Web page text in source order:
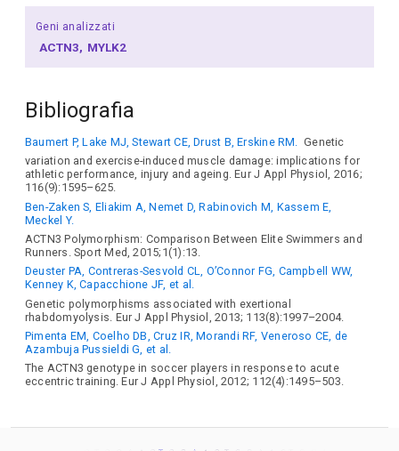
Geni analizzati
ACTN3 MYLK2
Bibliografia
Baumert P, Lake MJ, Stewart CE, Drust B, Erskine RM. Genetic
variation and exercise-induced muscle damage: implications for
athletic performance, injury and ageing. Eur J Appl Physiol, 2016;
116(9):1595–625.
Ben-Zaken S, Eliakim A, Nemet D, Rabinovich M, Kassem E,
Meckel Y.
ACTN3 Polymorphism: Comparison Between Elite Swimmers and
Runners. Sport Med, 2015;1(1):13.
Deuster PA, Contreras-Sesvold CL, O’Connor FG, Campbell WW,
Kenney K, Capacchione JF, et al.
Genetic polymorphisms associated with exertional
rhabdomyolysis. Eur J Appl Physiol, 2013; 113(8):1997–2004.
Pimenta EM, Coelho DB, Cruz IR, Morandi RF, Veneroso CE, de
Azambuja Pussieldi G, et al.
The ACTN3 genotype in soccer players in response to acute
eccentric training. Eur J Appl Physiol, 2012; 112(4):1495–503.